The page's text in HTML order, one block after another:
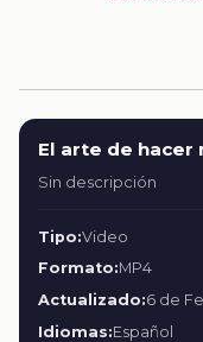
El arte de hacer
Sin descripción
Tipo:Video
Formato:MP4
Actualizado:6 de
Idiomas:Español